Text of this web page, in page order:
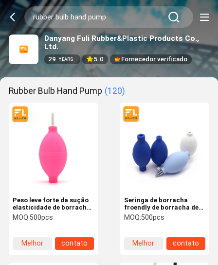
Danyang Fuli Rubber&Plastic Products Co.,
Ltd.
29 YEARS 5.0 Fornecedor verificado
Rubber Bulb Hand Pump (120)
Peso leve forte da sução
elasticidade de borracha
preta durável da bomba
de ar do bulbo da boa
MOQ:500pcs
Melhor
contato
Seringa de borracha
froendly de borracha de
borracha do bulbo da
bomba de ar do bulbo do
MOQ:500pcs
Melhor
contato